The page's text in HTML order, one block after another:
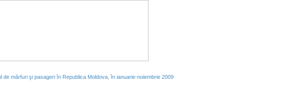
de mărfuri şi pasageri în Republica Moldova, în ianuarie-noiembrie 2009